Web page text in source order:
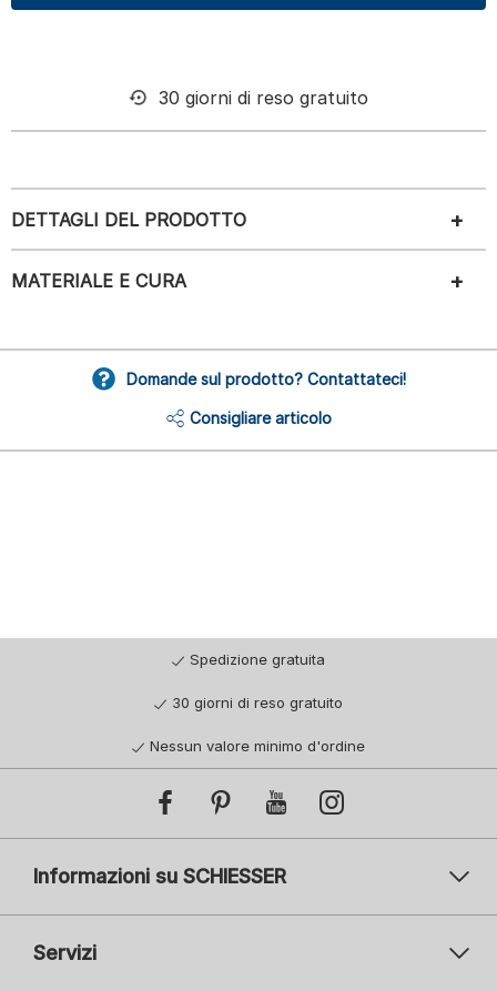
30 giorni di reso gratuito
DETTAGLI DEL PRODOTTO
MATERIALE E CURA
Domande sul prodotto? Contattateci!
Consigliare articolo
Spedizione gratuita
30 giorni di reso gratuito
Nessun valore minimo d'ordine
Informazioni su SCHIESSER
Servizi